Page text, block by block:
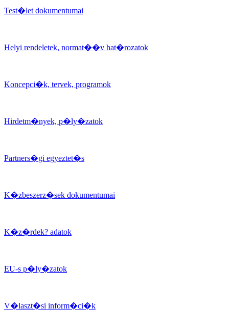
Test�let dokumentumai
Helyi rendeletek, normat��v hat�rozatok
Koncepci�k, tervek, programok
Hirdetm�nyek, p�ly�zatok
Partners�gi egyeztet�s
K�zbeszerz�sek dokumentumai
K�z�rdek? adatok
EU-s p�ly�zatok
V�laszt�si inform�ci�k